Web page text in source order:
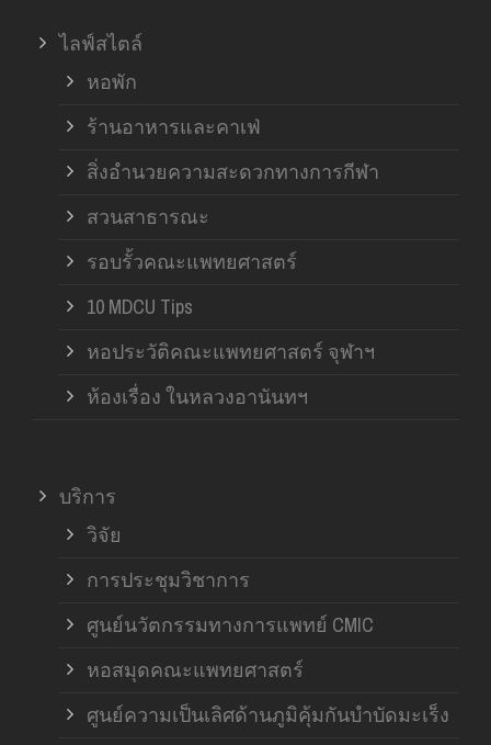
ไลฟ์สไตล์
หอพัก
ร้านอาหารและคาเฟ่
สิ่งอำนวยความสะดวกทางการกีฬา
สวนสาธารณะ
รอบรั้วคณะแพทยศาสตร์
10 MDCU Tips
หอประวัติคณะแพทยศาสตร์ จุฬาฯ
ห้องเรื่อง ในหลวงอานันทฯ
บริการ
วิจัย
การประชุมวิชาการ
ศูนย์นวัตกรรมทางการแพทย์ CMIC
หอสมุดคณะแพทยศาสตร์
ศูนย์ความเป็นเลิศด้านภูมิคุ้มกันบำบัดมะเร็ง